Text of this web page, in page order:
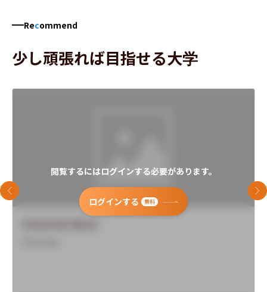
Recommend
少し頑張れば目指せる大学
閲覧するにはログインする必要があります。
ログインする 無料
前のスライド 次